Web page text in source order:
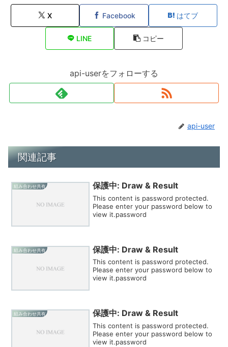
X Facebook はてブ
LINE コピー
api-userをフォローする
api-user
関連記事
組み合わせ共有 保護中: Draw & Result
This content is password protected.
Please enter your password below to
view it.password
組み合わせ共有 保護中: Draw & Result
This content is password protected.
Please enter your password below to
view it.password
組み合わせ共有 保護中: Draw & Result
This content is password protected.
Please enter your password below to
view it.password